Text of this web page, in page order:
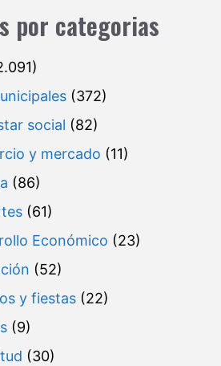
por categorias
(372)
social (82)
y mercado (11)
(86)
(61)
Económico (23)
(52)
y fiestas(22)
(9)
(30)